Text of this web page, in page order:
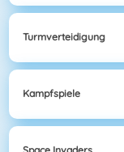
Turmverteidigung
Kampfspiele